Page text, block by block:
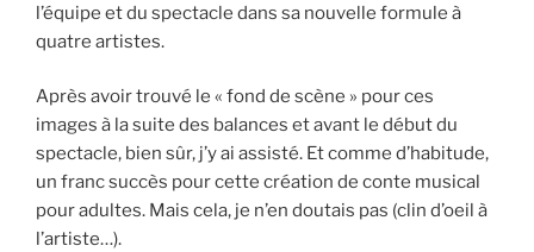
l’équipe et du spectacle dans sa nouvelle formule à
quatre artistes.
Après avoir trouvé le « fond de scène » pour ces
images à la suite des balances et avant le début du
spectacle, bien sûr, j’y ai assisté. Et comme d’habitude,
un franc succès pour cette création de conte musical
pour adultes. Mais cela, je n’en doutais pas (clin d’oeil à
l’artiste…).